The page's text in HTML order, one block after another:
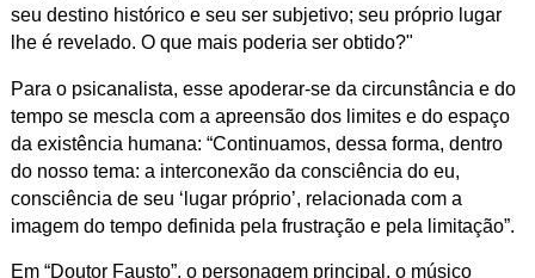
seu destino histórico e seu ser subjetivo; seu próprio lugar
lhe é revelado. O que mais poderia ser obtido?"
Para o psicanalista, esse apoderar-se da circunstância e do
tempo se mescla com a apreensão dos limites e do espaço
da existência humana: “Continuamos, dessa forma, dentro
do nosso tema: a interconexão da consciência do eu,
consciência de seu ‘lugar próprio’, relacionada com a
imagem do tempo definida pela frustração e pela limitação”.
Em “Doutor Fausto”, o personagem principal, o músico